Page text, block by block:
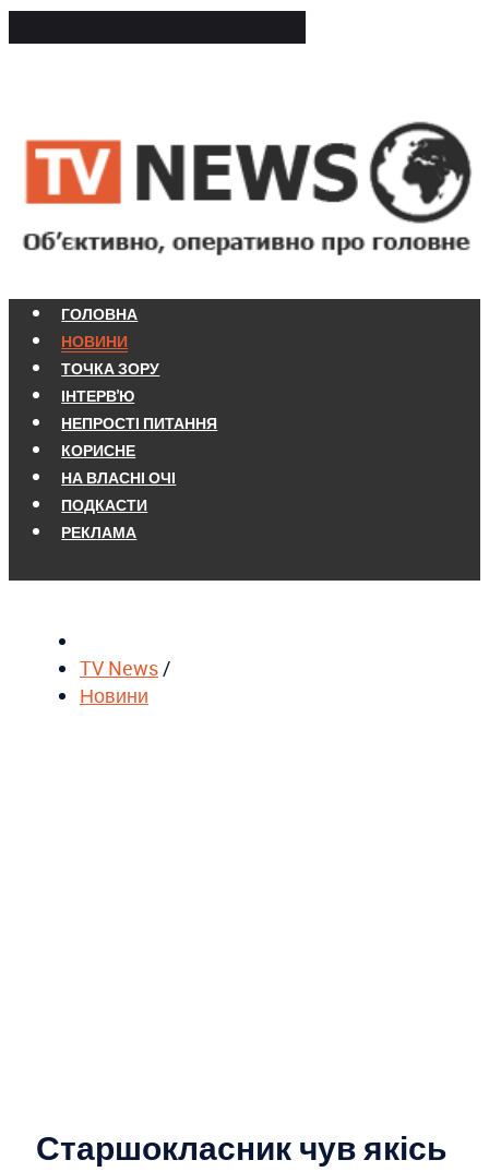
ГОЛОВНА
НОВИНИ
ТОЧКА ЗОРУ
ІНТЕРВ'Ю
НЕПРОСТІ ПИТАННЯ
КОРИСНЕ
НА ВЛАСНІ ОЧІ
ПОДКАСТИ
РЕКЛАМА
TV News/
Новини
Старшокласник чув якісь